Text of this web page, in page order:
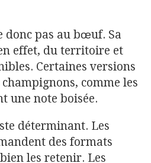
donc pas au bœuf. Sa
effet, du territoire et
Certaines versions
comme les
une note boisée.
déterminant. Les
des formats
les retenir. Les